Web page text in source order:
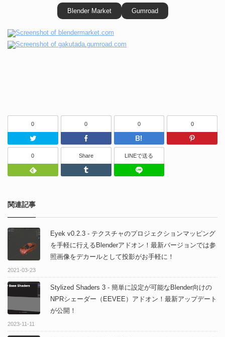
Blender Market Gumroad
0
Twitter
0
Facebook
0
はてなブッ
0
0
Feedly
Share
Tumblr
LINEで送る
関連記事
Eyek v0.2.3 - テクスチャのプロジェクションマッピング
を手軽に行えるBlenderアドオン！最新バージョンでは参
照画像をデカールとして投影がお手軽に！
2021-03-23
Stylized Shaders 3 - 簡単に設定が可能なBlender向けの
NPRシェーダー（EEVEE）アドオン！最新アップデート
が公開！
2023-11-11